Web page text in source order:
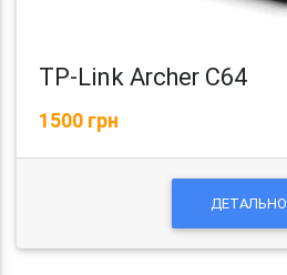
TP-Link Archer C64
1500 грн
ДЕТАЛЬНО